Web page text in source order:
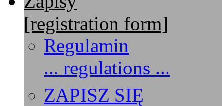
[registration form]
Regulamin
... regulations ...
ZAPISZ SIĘ